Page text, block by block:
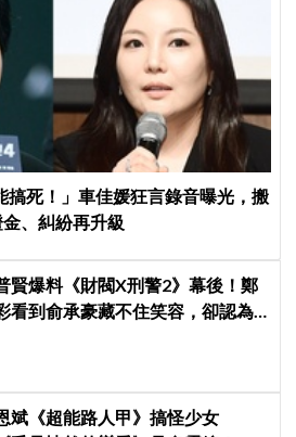
搞死！」車佳媛狂言錄音曝光，搬
、糾紛再升級
賢爆料《財閥X刑警2》幕後！鄭
看到俞承豪藏不住笑容，卻認為
斌《超能路人甲》搞怪少女